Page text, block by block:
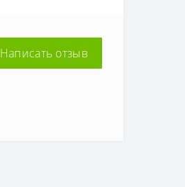
Написать отзыв